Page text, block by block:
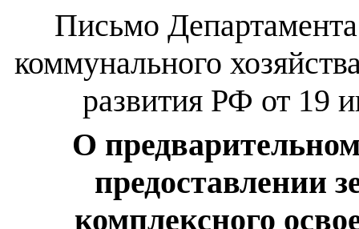
Письмо
коммунального
развития РФ от 19
О
предоставлении
комплексного